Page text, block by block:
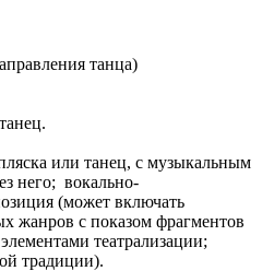
танца)
или танец, с музыкальным
него; вокально-
(может включать
жанров с показом фрагментов
театрализации;
традиции).